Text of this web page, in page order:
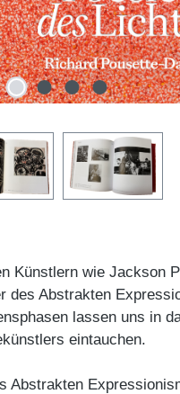
Künstlern wie Jackson
des Abstrakten
lassen uns in
eintauchen.
Abstrakten